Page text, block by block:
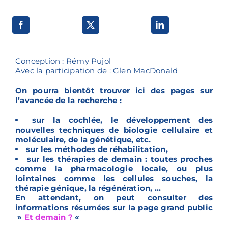
Conception : Rémy Pujol
Avec la participation de : Glen MacDonald
On pourra bientôt trouver ici des pages sur
l’avancée de la recherche :
sur la cochlée, le développement des
nouvelles techniques de biologie cellulaire et
moléculaire, de la génétique, etc.
sur les méthodes de réhabilitation,
sur les thérapies de demain : toutes proches
comme la pharmacologie locale, ou plus
lointaines comme les cellules souches, la
thérapie génique, la régénération, …
En attendant, on peut consulter des
informations résumées sur la page grand public
» Et demain ?«